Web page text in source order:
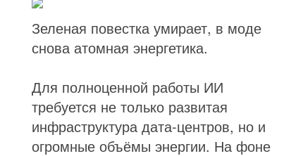
Зеленая повестка умирает, в моде
снова атомная энергетика.
Для полноценной работы ИИ
требуется не только развитая
инфраструктура дата-центров, но и
огромные объёмы энергии. На фоне